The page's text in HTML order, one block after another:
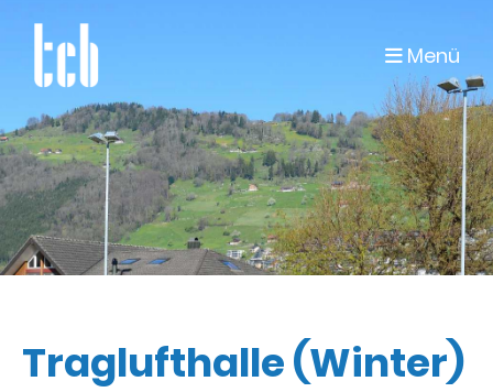
Menü
Traglufthalle (Winter)